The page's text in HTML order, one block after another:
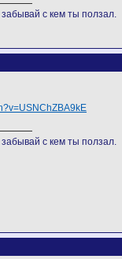
с кем ты ползал.
с кем ты ползал.